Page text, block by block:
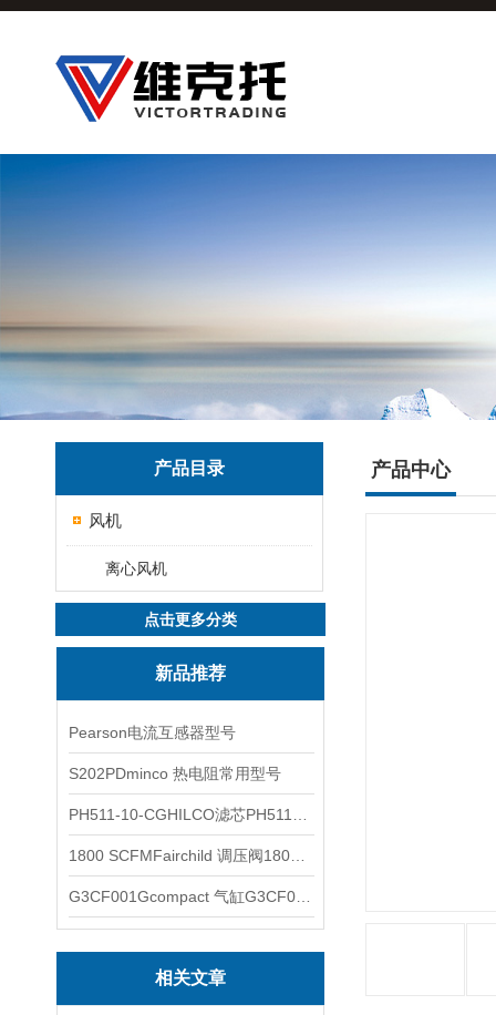
产品目录
风机
离心风机
点击更多分类
新品推荐
Pearson电流互感器型号
S202PDminco 热电阻常用型号
相关文章
产品中心